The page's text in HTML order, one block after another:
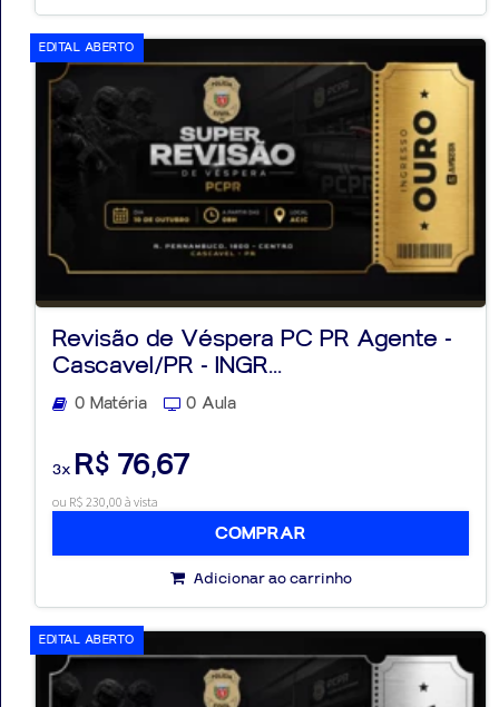
GRATUITAS!
Revisão de Véspera PC PR Agente -
Cascavel/PR - INGR...
0 Matéria 0 Aula
3x R$ 76,67
ou R$ 230,00 à vista
COMPRAR
Adicionar ao carrinho
EDITAL ABERTO
EDITAL ABERTO